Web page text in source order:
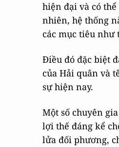
hiện đại và có
nhiên, hệ thống
các mục tiêu
Điều đó đặc biệt
của Hải quân và
sự hiện nay.
Một số chuyên
lợi thế đáng kể
lửa đối phương,